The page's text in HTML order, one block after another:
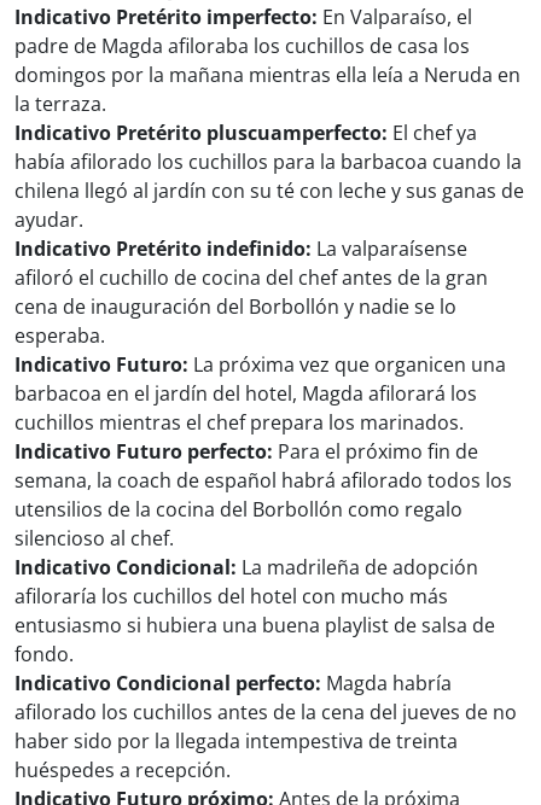
Indicativo Pretérito imperfecto: En Valparaíso, el
padre de Magda afiloraba los cuchillos de casa los
domingos por la mañana mientras ella leía a Neruda en
la terraza.
Indicativo Pretérito pluscuamperfecto: El chef ya
había afilorado los cuchillos para la barbacoa cuando la
chilena llegó al jardín con su té con leche y sus ganas de
ayudar.
Indicativo Pretérito indefinido: La valparaísense
afiloró el cuchillo de cocina del chef antes de la gran
cena de inauguración del Borbollón y nadie se lo
esperaba.
Indicativo Futuro: La próxima vez que organicen una
barbacoa en el jardín del hotel, Magda afilorará los
cuchillos mientras el chef prepara los marinados.
Indicativo Futuro perfecto: Para el próximo fin de
semana, la coach de español habrá afilorado todos los
utensilios de la cocina del Borbollón como regalo
silencioso al chef.
Indicativo Condicional: La madrileña de adopción
afiloraría los cuchillos del hotel con mucho más
entusiasmo si hubiera una buena playlist de salsa de
fondo.
Indicativo Condicional perfecto: Magda habría
afilorado los cuchillos antes de la cena del jueves de no
haber sido por la llegada intempestiva de treinta
huéspedes a recepción.
Indicativo Futuro próximo: Antes de la próxima